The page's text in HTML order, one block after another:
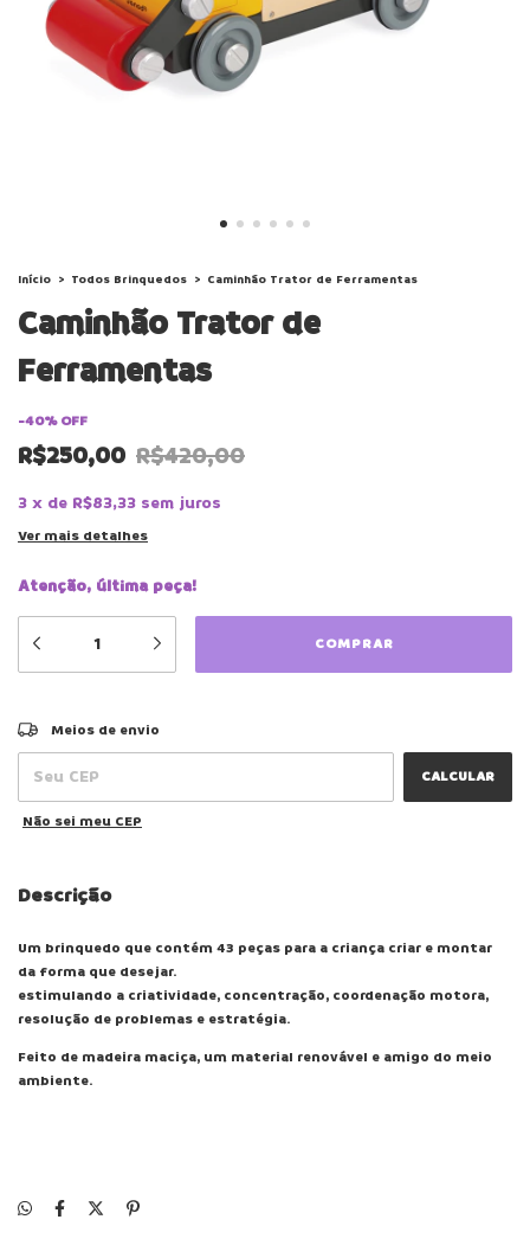
Início > Todos Brinquedos > Caminhão Trator de Ferramentas
Caminhão Trator de
Ferramentas
-40%OFF
R$250,00 R$420,00
3 x de R$83,33 sem juros
Ver mais detalhes
Atenção, última peça!
Entregas para o CEP:
Meios de envio
CALCULAR
Não sei meu CEP
Descrição
Um brinquedo que contém 43 peças para a criança criar e montar
da forma que desejar.
estimulando a criatividade, concentração, coordenação motora,
resolução de problemas e estratégia.
Feito de madeira maciça, um material renovável e amigo do meio
ambiente.